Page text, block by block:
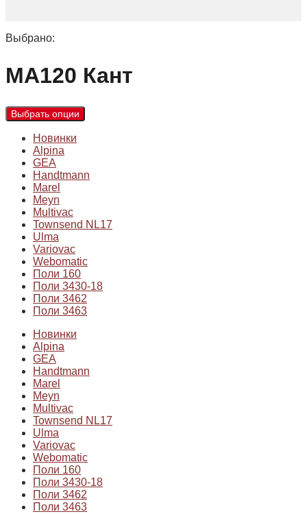
Выбрано:
МА120 Кант
Выбрать опции
Новинки
Alpina
GEA
Handtmann
Marel
Meyn
Multivac
Townsend NL17
Ulma
Variovac
Webomatic
Поли 160
Поли 3430-18
Поли 3462
Поли 3463
Новинки
Alpina
GEA
Handtmann
Marel
Meyn
Multivac
Townsend NL17
Ulma
Variovac
Webomatic
Поли 160
Поли 3430-18
Поли 3462
Поли 3463